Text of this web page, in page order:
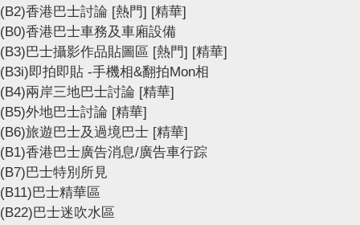
(B2)香港巴士討論 [熱門] [精華]
(B0)香港巴士車務及車廂設備
(B3)巴士攝影作品貼圖區 [熱門] [精華]
(B3i)即拍即貼 -手機相&翻拍Mon相
(B4)兩岸三地巴士討論 [精華]
(B5)外地巴士討論 [精華]
(B6)旅遊巴士及過境巴士 [精華]
(B1)香港巴士廣告消息/廣告車行踪
(B7)巴士特別所見
(B11)巴士精華區
(B22)巴士迷吹水區